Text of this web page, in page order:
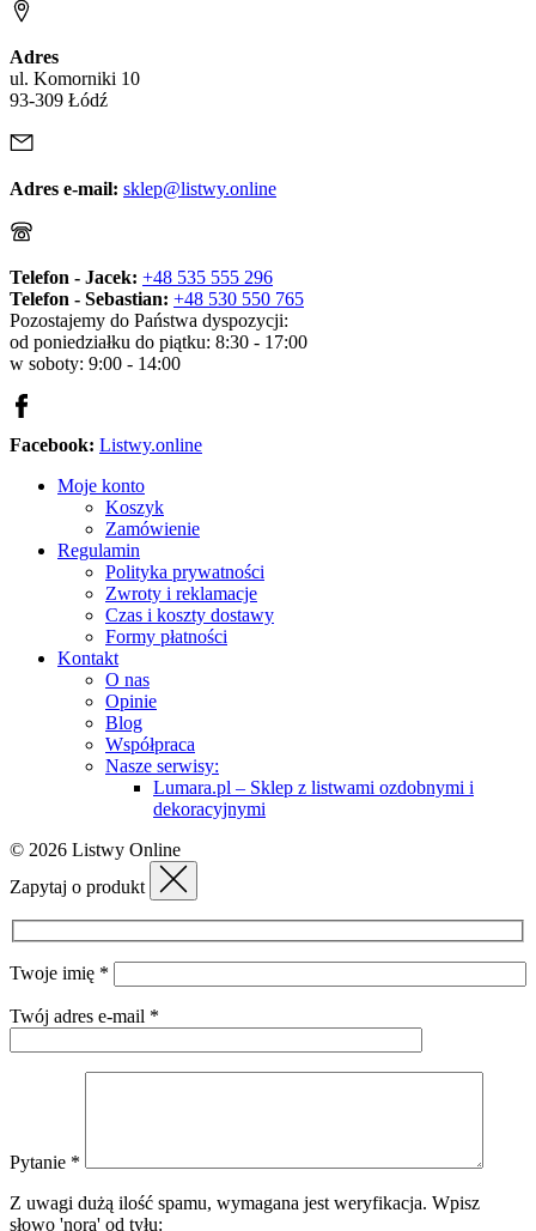
Adres
ul. Komorniki 10
93-309 Łódź
Adres e-mail: sklep@listwy.online
Telefon - Jacek: +48 535 555 296
Telefon - Sebastian: +48 530 550 765
Pozostajemy do Państwa dyspozycji:
od poniedziałku do piątku: 8:30 - 17:00
w soboty: 9:00 - 14:00
Facebook: Listwy.online
Moje konto
Koszyk
Zamówienie
Regulamin
Polityka prywatności
Zwroty i reklamacje
Czas i koszty dostawy
Formy płatności
Kontakt
O nas
Opinie
Blog
Współpraca
Nasze serwisy:
Lumara.pl – Sklep z listwami ozdobnymi i
dekoracyjnymi
© 2026 Listwy Online
Zapytaj o produkt
Twoje imię *
Twój adres e-mail *
Pytanie *
Z uwagi dużą ilość spamu, wymagana jest weryfikacja. Wpisz
słowo 'nora' od tyłu: